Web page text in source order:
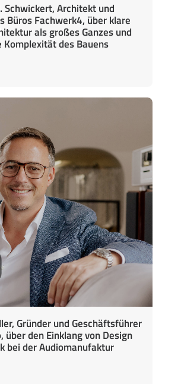
Schwickert, Architekt und
Büros Fachwerk4, über klare
als großes Ganzes und
Komplexität des Bauens
Gründer und Geschäftsführer
über den Einklang von Design
bei der Audiomanufaktur